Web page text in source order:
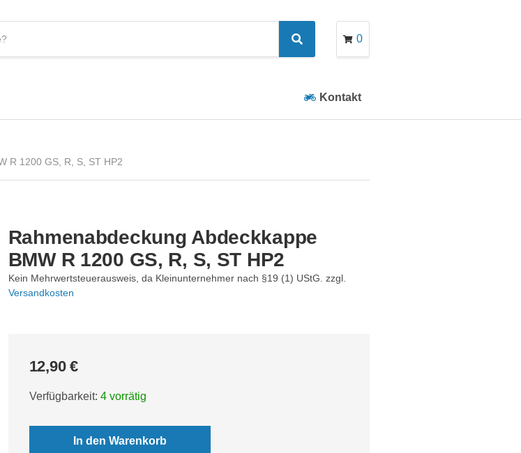
Search 0
Kontakt
R 1200 GS, R, S, ST HP2
Rahmenabdeckung Abdeckkappe
BMW R 1200 GS, R, S, ST HP2
Kein Mehrwertsteuerausweis, da Kleinunternehmer nach §19 (1) UStG. zzgl.
Versandkosten
12,90€
Verfügbarkeit: 4 vorrätig
In den Warenkorb